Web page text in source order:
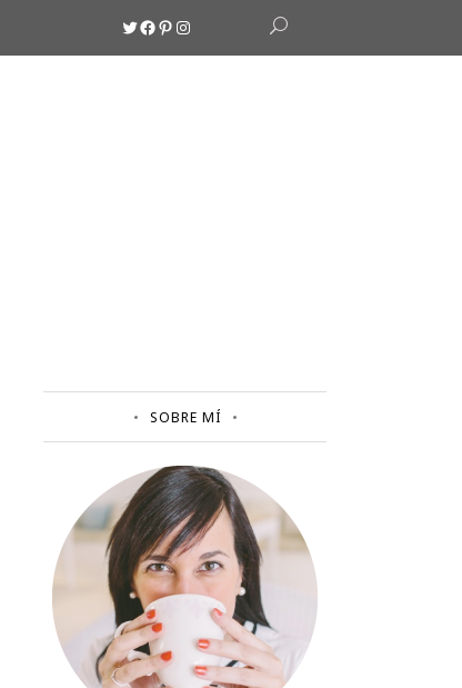
Twitter
Facebook
Pinterest
Instagram
SOBRE MÍ